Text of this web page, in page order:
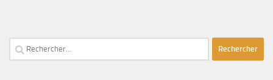
Rechercher :